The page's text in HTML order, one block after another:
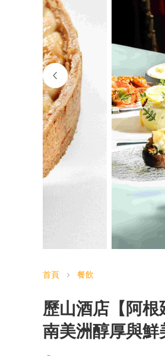
東南亞美食
中西式美食
首頁 chevron_right 餐飲
歷山酒店【阿
南美洲醇厚與鮮